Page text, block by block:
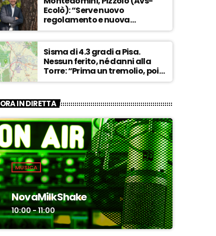
Ecolò): “Serve nuovo
regolamento e nuova
governance. La vecchia
dirigenza inadatta a guidare
la svolta” – ASCOLTA
Sisma di 4.3 gradi a Pisa.
Nessun ferito, né danni alla
Torre: “Prima un tremolio, poi
due scosse forti di 3/4 secondi”
ORA IN DIRETTA
MUSICA
NovaMilkShake
10:00 - 11:00